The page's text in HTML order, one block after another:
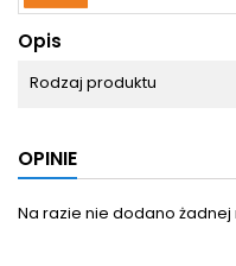
Opis
Rodzaj produktu
OPINIE
Na razie nie dodano żadnej